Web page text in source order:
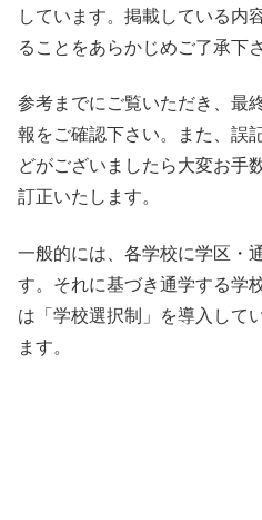
しています。掲載している内
ることをあらかじめご了承下さ
参考までにご覧いただき、最
報をご確認下さい。また、誤
どがございましたら大変お手
訂正いたします。
一般的には、各学校に学区・
す。それに基づき通学する学
は「学校選択制」を導入して
ます。